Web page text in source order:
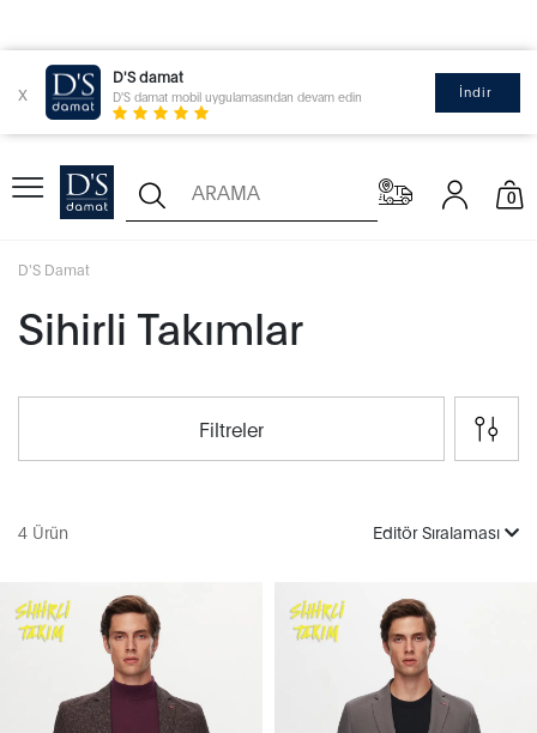
x
D'S damat
D'S damat mobil uygulamasından devam edin İndir
0
D'S Damat
Sihirli Takımlar
Filtreler
4 Ürün Editör Sıralaması